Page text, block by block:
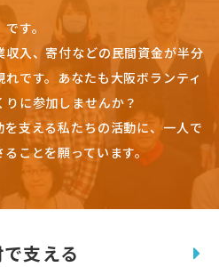
す。
収入、寄付などの民間資金が半分
です。 あなたも大阪ボランティ
に参加しませんか？
支える私たちの活動に、一人で
ことを願っています。
支える